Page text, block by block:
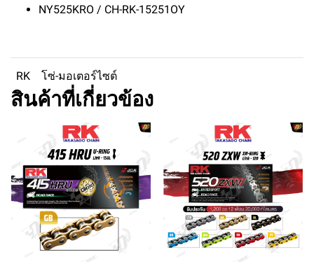
NY525KRO / CH-RK-15251OY
RK โซ่-มอเตอร์ไซต์
สินค้าที่เกี่ยวข้อง